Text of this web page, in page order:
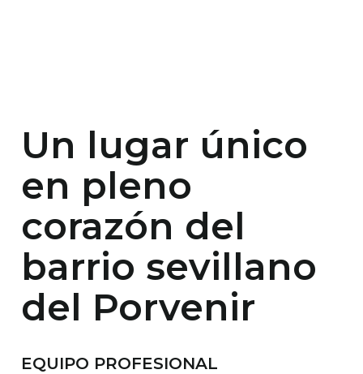
Un lugar único
en pleno
corazón del
barrio sevillano
del Porvenir
EQUIPO PROFESIONAL